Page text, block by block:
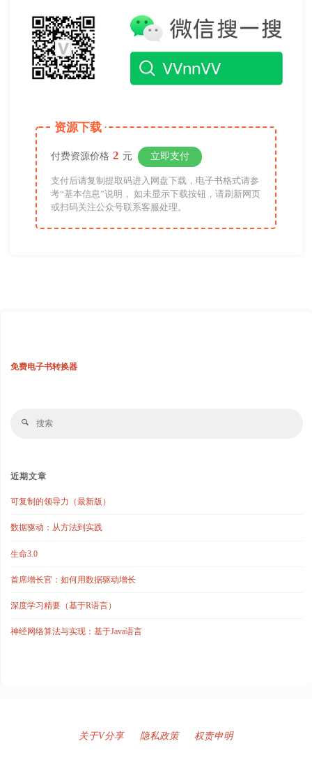
资源下载
付费资源价格 2 元 立即支付
支付后请复制提取码进入网盘下载，电子书格式请参
考“基本信息”说明， 如未显示下载按钮，请刷新网页
或扫码关注公众号联系客服处理。
免费电子书转换器
搜
近期文章
可复制的领导力（最新版）
数据驱动：从方法到实践
生命3.0
首席增长官：如何用数据驱动增长
深度学习精要（基于R语言）
神经网络算法与实现：基于Java语言
关于V分享 隐私政策 权责申明